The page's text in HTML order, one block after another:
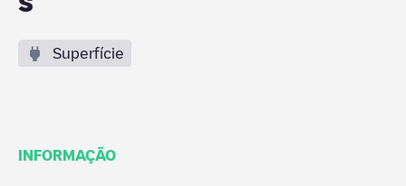
Superfície
INFORMAÇÃO